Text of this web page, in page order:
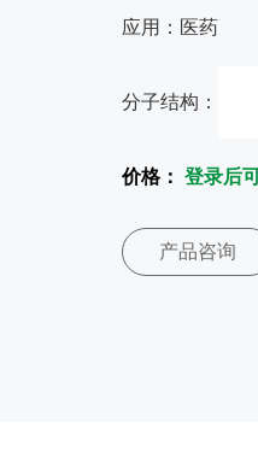
应用：医药
分子结构：
价格： 登录后
产品咨询